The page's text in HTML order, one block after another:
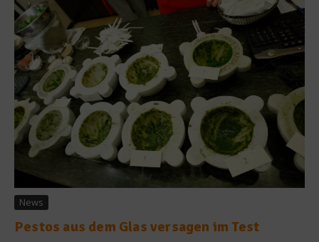
News
Pestos aus dem Glas versagen im Test